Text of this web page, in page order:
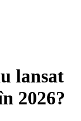
lansat
2026?